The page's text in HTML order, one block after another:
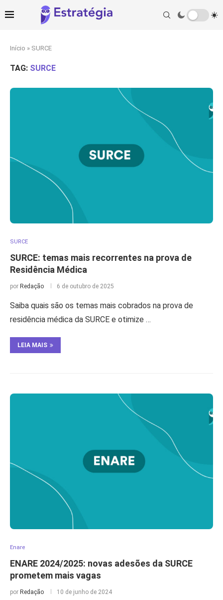
Início » SURCE
TAG: SURCE
SURCE
SURCE: temas mais recorrentes na prova de
Residência Médica
por Redação 6 de outubro de 2025
Saiba quais são os temas mais cobrados na prova de
residência médica da SURCE e otimize …
LEIA MAIS
Enare
ENARE 2024/2025: novas adesões da SURCE
prometem mais vagas
por Redação 10 de junho de 2024